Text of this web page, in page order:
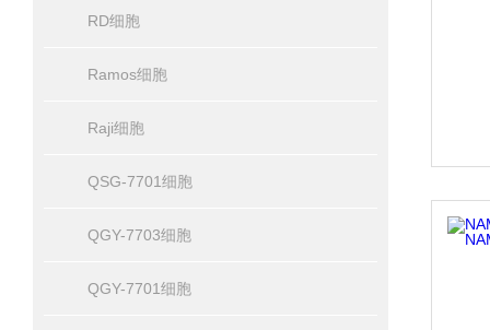
RD细胞
Ramos细胞
Raji细胞
QSG-7701细胞
QGY-7703细胞
QGY-7701细胞